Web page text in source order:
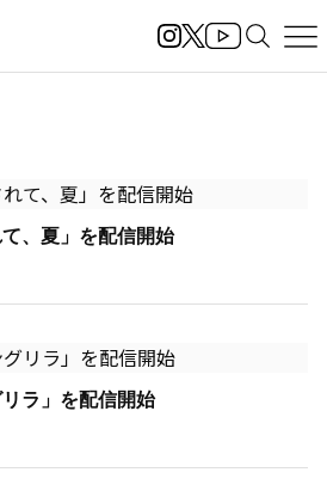
、夏」を配信開始
ラ」を配信開始